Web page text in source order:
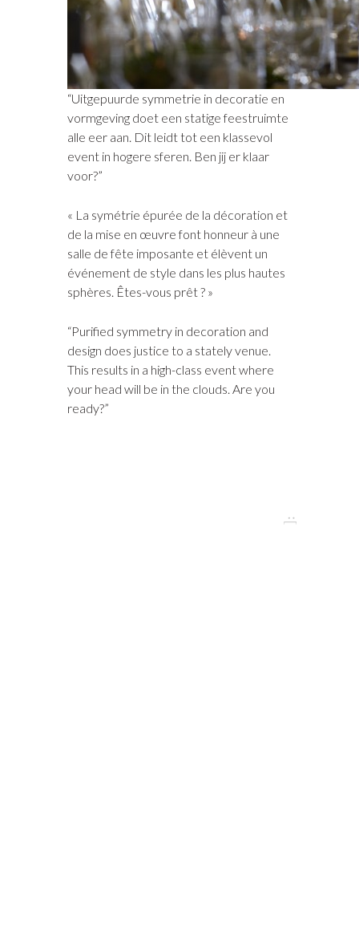
“Uitgepuurde symmetrie in decoratie en
vormgeving doet een statige feestruimte
alle eer aan. Dit leidt tot een klassevol
event in hogere sferen. Ben jij er klaar
voor?”
« La symétrie épurée de la décoration et
de la mise en œuvre font honneur à une
salle de fête imposante et élèvent un
événement de style dans les plus hautes
sphères. Êtes-vous prêt ? »
“Purified symmetry in decoration and
design does justice to a stately venue.
This results in a high-class event where
your head will be in the clouds. Are you
ready?”